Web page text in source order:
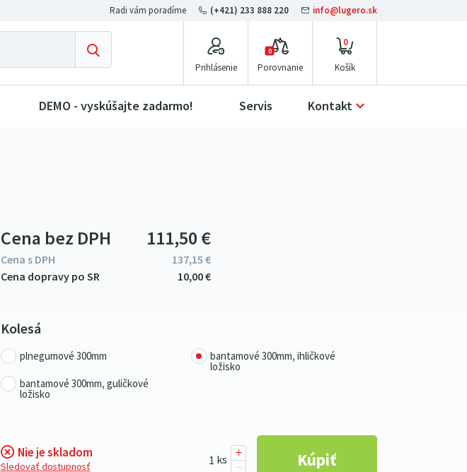
Prihlásenie Porovnanie
0
0
Kontakt
DEMO - vyskúšajte zadarmo! Servis
(+421) 233 888 220 info@lugero.sk
Nie je skladom
Sledovať dostupnosť
Kolesá
plnegumové 300mm bantamové 300mm, ihličkové
ložisko
bantamové 300mm, guličkové
ložisko
Cena bez DPH 111 50 €
Cena s DPH 13715€
1000€